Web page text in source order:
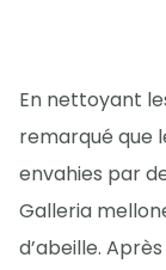
En nettoyant
remarqué que
envahies par
Galleria
d’abeille.